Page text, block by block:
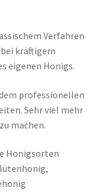
Verfahren
kräftigem
eigenen Honigs.
professionellen
Sehr viel mehr
machen.
Honigsorten